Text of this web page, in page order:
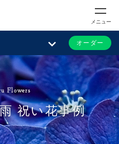
メニュー
オーダー
Flowers
祝い花事例